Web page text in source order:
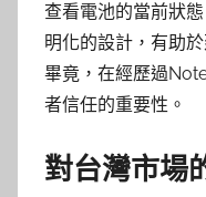
查看電池的當前狀
明化的設計，有助
畢竟，在經歷過
者信任的重要性。
對台灣市場